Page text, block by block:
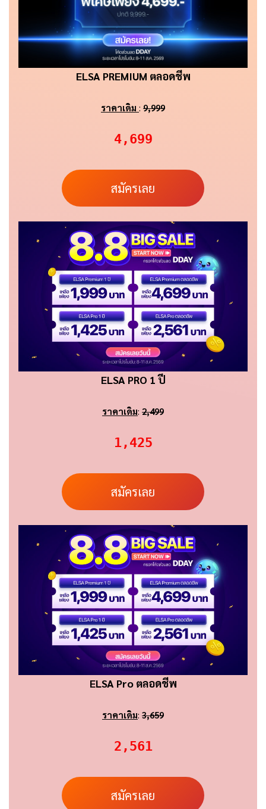
ELSA PREMIUM ตลอดชีพ
ราคาเดิม : 9,999
4,699
สมัครเลย
ELSA PRO 1 ปี
ราคาเดิม: 2,499
1,425
สมัครเลย
ELSA Pro ตลอดชีพ
ราคาเดิม: 3,659
2,561
สมัครเลย